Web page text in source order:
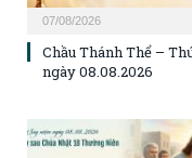
07/08/2026
Chầu Thánh Thể –
ngày 08.08.2026